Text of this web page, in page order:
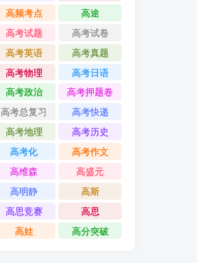
高频考点
高途
高考试题
高考试卷
高考英语
高考真题
高考物理
高考日语
高考政治
高考押题卷
高考总复习
高考快递
高考地理
高考历史
高考化
高考作文
高维森
高盛元
高明静
高斯
高思竞赛
高思
高娃 高分突破